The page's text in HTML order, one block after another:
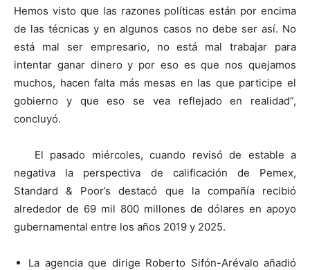
Hemos visto que las razones políticas están por encima
de las técnicas y en algunos casos no debe ser así. No
está mal ser empresario, no está mal trabajar para
intentar ganar dinero y por eso es que nos quejamos
muchos, hacen falta más mesas en las que participe el
gobierno y que eso se vea reflejado en realidad”,
concluyó.
El pasado miércoles, cuando revisó de estable a
negativa la perspectiva de calificación de Pemex,
Standard & Poor’s destacó que la compañía recibió
alrededor de 69 mil 800 millones de dólares en apoyo
gubernamental entre los años 2019 y 2025.
La agencia que dirige Roberto Sifón-Arévalo añadió